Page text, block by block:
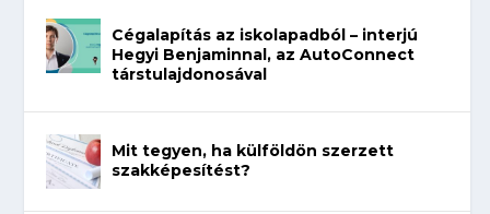
Cégalapítás az iskolapadból – interjú
Hegyi Benjaminnal, az AutoConnect
társtulajdonosával
Mit tegyen, ha külföldön szerzett
szakképesítést?